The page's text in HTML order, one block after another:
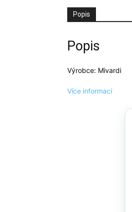
Popis
Popis
Výrobce: Mivardi
Více informací